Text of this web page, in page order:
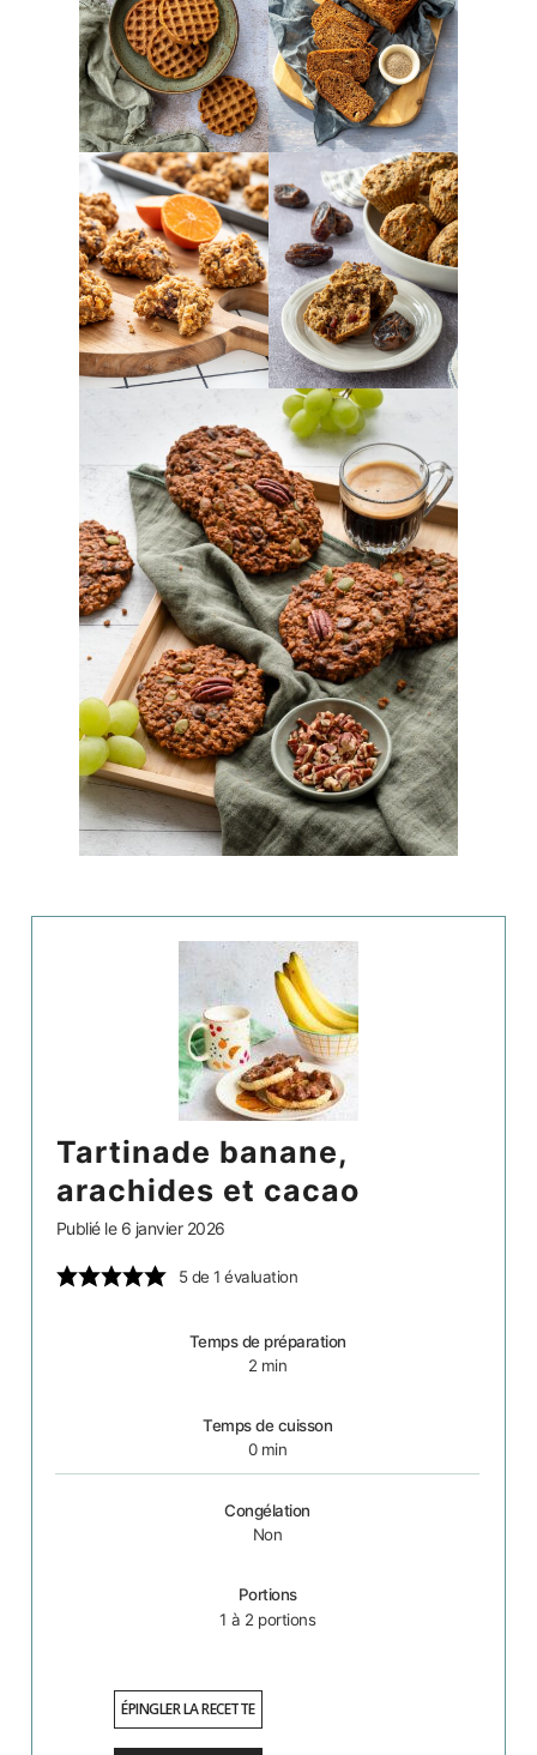
tartinade banane,
arachides et cacao
Publié le 6 janvier 2026
5de 1 évaluation
Temps de préparation
2 min
Temps de cuisson
0 min
Congélation
Non
Portions
1 à 2 portions
ÉPINGLER LA RECETTE